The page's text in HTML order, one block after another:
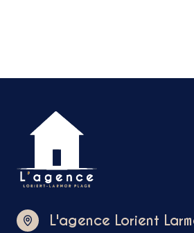
L'agence Lorient